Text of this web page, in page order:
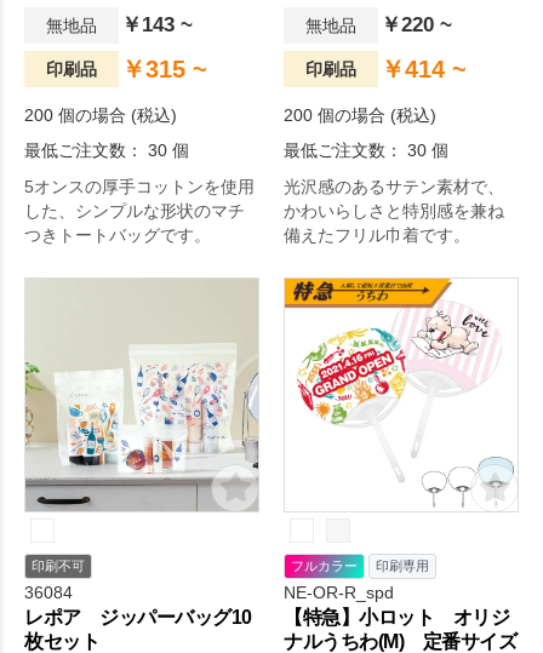
無地品 ￥143 ~
印刷品 ￥315 ~
200 個の場合 (税込)
最低ご注文数： 30 個
5オンスの厚手コットンを使用
した、シンプルな形状のマチ
つきトートバッグです。
無地品 ￥220 ~
印刷品 ￥414 ~
200 個の場合 (税込)
最低ご注文数： 30 個
光沢感のあるサテン素材で、
かわいらしさと特別感を兼ね
備えたフリル巾着です。
印刷不可
36084
レポア ジッパーバッグ10
枚セット
フルカラー 印刷専用
NE-OR-R_spd
【特急】小ロット オリジ
ナルうちわ(M) 定番サイズ